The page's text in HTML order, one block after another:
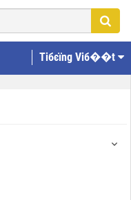
Tiбєїng Viб��t